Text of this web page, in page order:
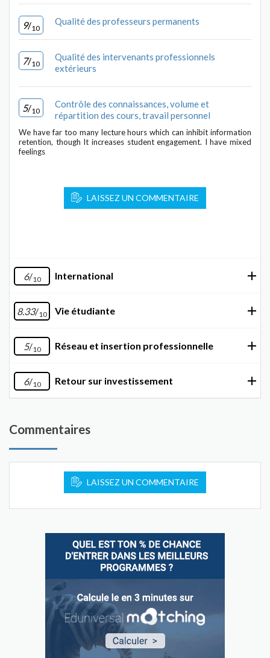
9/10
Qualité des professeurs permanents
7/10
Qualité des intervenants professionnels
extérieurs
5/10
Contrôle des connaissances, volume et
répartition des cours, travail personnel
We have far too many lecture hours which can inhibit information
retention, though It increases student engagement. I have mixed
feelings
LAISSEZ UN COMMENTAIRE
6/10 International
8.33/10 Vie étudiante
5/10 Réseau et insertion professionnelle
6/10 Retour sur investissement
Commentaires
LAISSEZ UN COMMENTAIRE